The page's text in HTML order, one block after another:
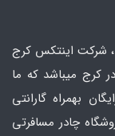
، شرکت اینتکس کرج
کرج میباشد که ما
بهمراه گارانتی
چادر مسافرتی